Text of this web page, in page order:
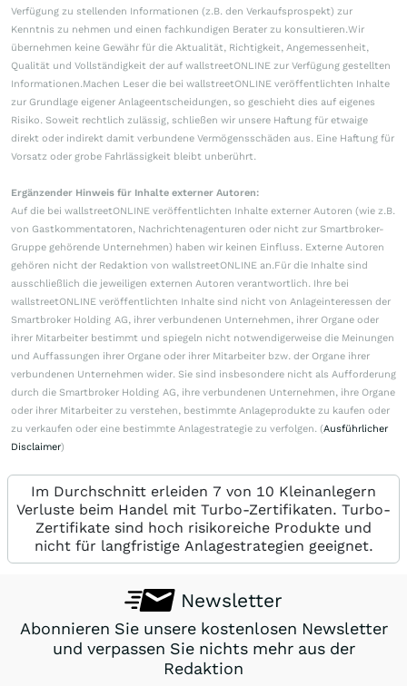
Verfügung zu stellenden Informationen (z.B. den Verkaufsprospekt) zur
Kenntnis zu nehmen und einen fachkundigen Berater zu konsultieren.Wir
übernehmen keine Gewähr für die Aktualität, Richtigkeit, Angemessenheit,
Qualität und Vollständigkeit der auf wallstreetONLINE zur Verfügung gestellten
Informationen.Machen Leser die bei wallstreetONLINE veröffentlichten Inhalte
zur Grundlage eigener Anlageentscheidungen, so geschieht dies auf eigenes
Risiko. Soweit rechtlich zulässig, schließen wir unsere Haftung für etwaige
direkt oder indirekt damit verbundene Vermögensschäden aus. Eine Haftung für
Vorsatz oder grobe Fahrlässigkeit bleibt unberührt.
Ergänzender Hinweis für Inhalte externer Autoren:
Auf die bei wallstreetONLINE veröffentlichten Inhalte externer Autoren (wie z.B.
von Gastkommentatoren, Nachrichtenagenturen oder nicht zur Smartbroker-
Gruppe gehörende Unternehmen) haben wir keinen Einfluss. Externe Autoren
gehören nicht der Redaktion von wallstreetONLINE an.Für die Inhalte sind
ausschließlich die jeweiligen externen Autoren verantwortlich. Ihre bei
wallstreetONLINE veröffentlichten Inhalte sind nicht von Anlageinteressen der
Smartbroker Holding AG, ihrer verbundenen Unternehmen, ihrer Organe oder
ihrer Mitarbeiter bestimmt und spiegeln nicht notwendigerweise die Meinungen
und Auffassungen ihrer Organe oder ihrer Mitarbeiter bzw. der Organe ihrer
verbundenen Unternehmen wider. Sie sind insbesondere nicht als Aufforderung
durch die Smartbroker Holding AG, ihre verbundenen Unternehmen, ihre Organe
oder ihrer Mitarbeiter zu verstehen, bestimmte Anlageprodukte zu kaufen oder
zu verkaufen oder eine bestimmte Anlagestrategie zu verfolgen. (Ausführlicher
Disclaimer)
Im Durchschnitt erleiden 7 von 10 Kleinanlegern
Verluste beim Handel mit Turbo-Zertifikaten. Turbo-
Zertifikate sind hoch risikoreiche Produkte und
nicht für langfristige Anlagestrategien geeignet.
Newsletter
Abonnieren Sie unsere kostenlosen Newsletter
und verpassen Sie nichts mehr aus der
Redaktion